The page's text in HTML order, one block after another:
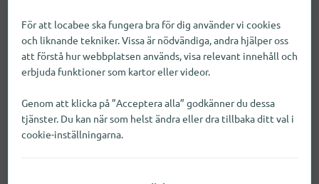
Finns det särskilda möjligheter för
agenturkunder?
Lägga till artiklar,
För att locabee ska fungera bra för dig använder vi cookies
och liknande tekniker. Vissa är nödvändiga, andra hjälper oss
att förstå hur webbplatsen används, visa relevant innehåll och
erbjuda funktioner som kartor eller videor.
Genom att klicka på ”Acceptera alla” godkänner du dessa
tjänster. Du kan när som helst ändra eller dra tillbaka ditt val i
cookie-inställningarna.